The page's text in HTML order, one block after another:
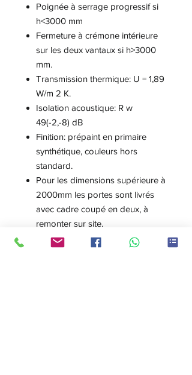
Poignée à serrage progressif si
h<3000 mm
Fermeture à crémone intérieure
sur les deux vantaux si h>3000
mm.
Transmission thermique: U = 1,89
W/m 2 K.
Isolation acoustique: R w
49(-2,-8) dB
Finition: prépaint en primaire
synthétique, couleurs hors
standard.
Pour les dimensions supérieure à
2000mm les portes sont livrés
avec cadre coupé en deux, à
remonter sur site.
Installation requiert une formation